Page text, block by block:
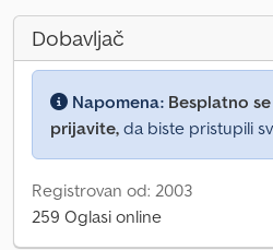
Dobavljač
Napomena: Besplatno
prijavite, da biste pristupili
Registrovan od: 2003
259 Oglasi online